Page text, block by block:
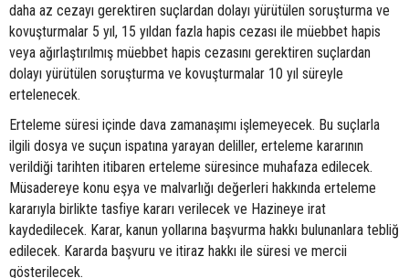
daha az cezayı gerektiren suçlardan dolayı yürütülen soruşturma ve
kovuşturmalar 5 yıl, 15 yıldan fazla hapis cezası ile müebbet hapis
veya ağırlaştırılmış müebbet hapis cezasını gerektiren suçlardan
dolayı yürütülen soruşturma ve kovuşturmalar 10 yıl süreyle
ertelenecek.
Erteleme süresi içinde dava zamanaşımı işlemeyecek. Bu suçlarla
ilgili dosya ve suçun ispatına yarayan deliller, erteleme kararının
verildiği tarihten itibaren erteleme süresince muhafaza edilecek.
Müsadereye konu eşya ve malvarlığı değerleri hakkında erteleme
kararıyla birlikte tasfiye kararı verilecek ve Hazineye irat
kaydedilecek. Karar, kanun yollarına başvurma hakkı bulunanlara tebliğ
edilecek. Kararda başvuru ve itiraz hakkı ile süresi ve mercii
gösterilecek.